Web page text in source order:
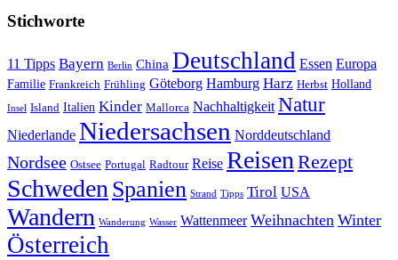
Stichworte
11 Tipps Bayern Berlin China Deutschland Essen Europa
Familie Frankreich Frühling Göteborg Hamburg Harz Herbst Holland
Insel Island Italien Kinder Mallorca Nachhaltigkeit Natur
Niederlande Niedersachsen Norddeutschland
Nordsee Ostsee Portugal Radtour Reise ReisenRezept
SchwedenSpanien Strand Tipps Tirol USA
Wandern Wanderung Wasser Wattenmeer Weihnachten Winter
Österreich